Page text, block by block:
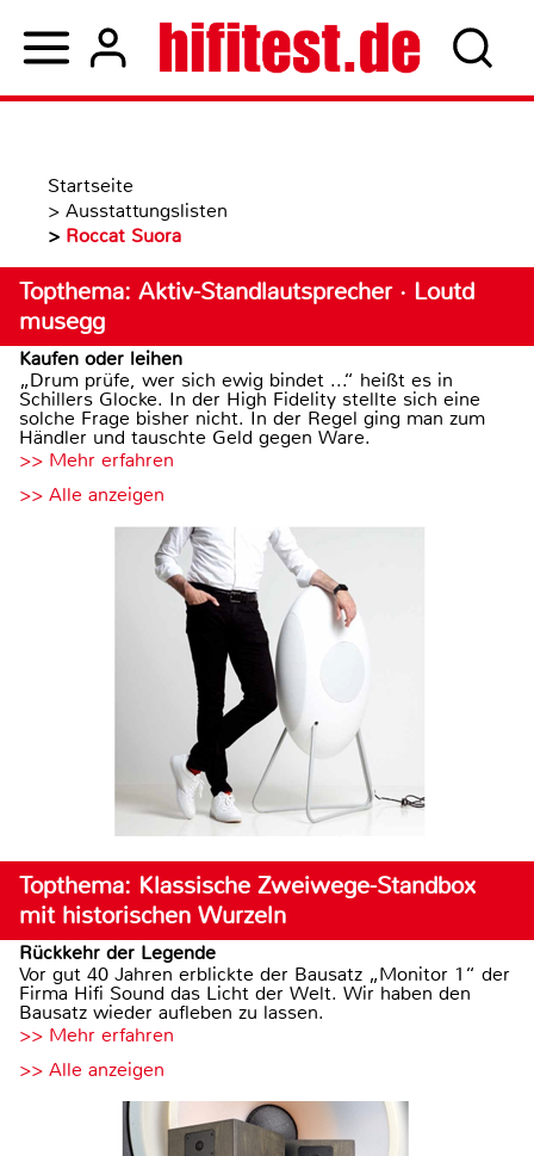
Startseite
> Ausstattungslisten
> Roccat Suora
Topthema: Aktiv-Standlautsprecher · Loutd
musegg
Kaufen oder leihen
„Drum prüfe, wer sich ewig bindet ...“ heißt es in
Schillers Glocke. In der High Fidelity stellte sich eine
solche Frage bisher nicht. In der Regel ging man zum
Händler und tauschte Geld gegen Ware.
>> Mehr erfahren
>> Alle anzeigen
Topthema: Klassische Zweiwege-Standbox
mit historischen Wurzeln
Rückkehr der Legende
Vor gut 40 Jahren erblickte der Bausatz „Monitor 1“ der
Firma Hifi Sound das Licht der Welt. Wir haben den
Bausatz wieder aufleben zu lassen.
>> Mehr erfahren
>> Alle anzeigen